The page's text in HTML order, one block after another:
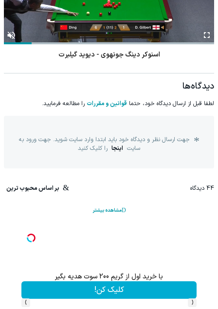
اسنوکر دینگ جونهوی - دیوید گیلبرت
دیدگاه‌ها
لطفا قبل از ارسال دیدگاه خود، حتما قوانین و مقررات را مطالعه فرمایید.
جهت ارسال نظر و دیدگاه خود باید ابتدا وارد سایت شوید. جهت ورود به
سایت اینجا را کلیک کنید
44 دیدگاه بر اساس محبوب ترین
مشاهده بیشتر
با خرید اول از گریم 200 سوت هدیه بگیر
کلیک کن!
‹
›